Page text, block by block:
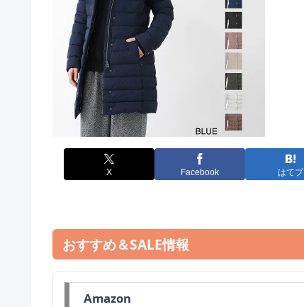
X Facebook はてブ
おすすめ＆SALE情報
Amazon